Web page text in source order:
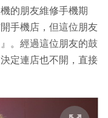
的朋友維修手機期
手機店，但這位朋友
。經過這位朋友的鼓
定連店也不開，直接